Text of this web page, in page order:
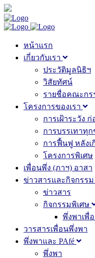
หน้าแรก
เกี่ยวกับเรา
ประวัติมูลนิธิฯ
วิสัยทัศน์
รายชื่อคณะกร
โครงการของเรา
การเฝ้าระวัง
การบรรเทาทุ
การฟื้นฟู หลัง
โครงการพิเศษ
เพื่อนพึ่ง (ภาฯ) อาสา
ข่าวสารและกิจกรรม
ข่าวสาร
กิจกรรมพิเศษ
พึ่งพาเพื่
วารสารเพื่อนพึ่งพา
พึ่งพาและ PAfé
พึ่งพา